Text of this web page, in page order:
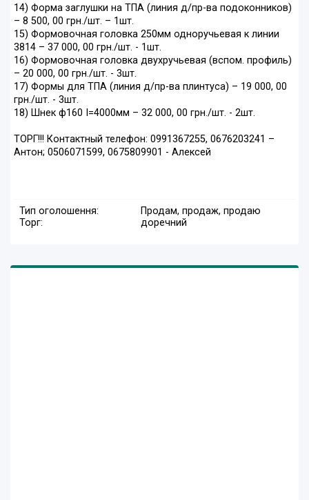
14) Форма заглушки на ТПА (линия д/пр-ва подоконников)
– 8 500, 00 грн./шт. – 1шт.
15) Формовочная головка 250мм одноручьевая к линии
3814 – 37 000, 00 грн./шт. - 1шт.
16) Формовочная головка двухручьевая (вспом. профиль)
– 20 000, 00 грн./шт. - 3шт.
17) Формы для ТПА (линия д/пр-ва плинтуса) – 19 000, 00
грн./шт. - 3шт.
18) Шнек ф160 I=4000мм – 32 000, 00 грн./шт. - 2шт.
ТОРГ!!! Контактный телефон: 0991367255, 0676203241 –
Антон; 0506071599, 0675809901 - Алексей
Тип оголошення:
Продам, продаж, продаю
Торг:
доречний